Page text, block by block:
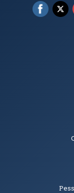
Tópicos